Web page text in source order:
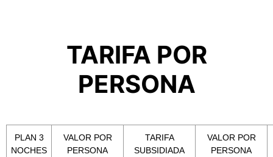
TARIFA POR
PERSONA
PLAN 3
NOCHES
VALOR POR
PERSONA
TARIFA
SUBSIDIADA
VALOR POR
PERSONA